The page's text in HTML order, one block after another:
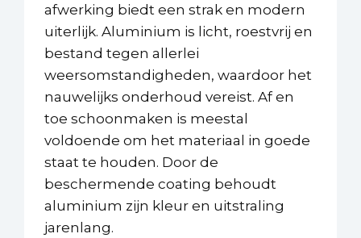
afwerking biedt een strak en modern
uiterlijk. Aluminium is licht, roestvrij en
bestand tegen allerlei
weersomstandigheden, waardoor het
nauwelijks onderhoud vereist. Af en
toe schoonmaken is meestal
voldoende om het materiaal in goede
staat te houden. Door de
beschermende coating behoudt
aluminium zijn kleur en uitstraling
jarenlang.